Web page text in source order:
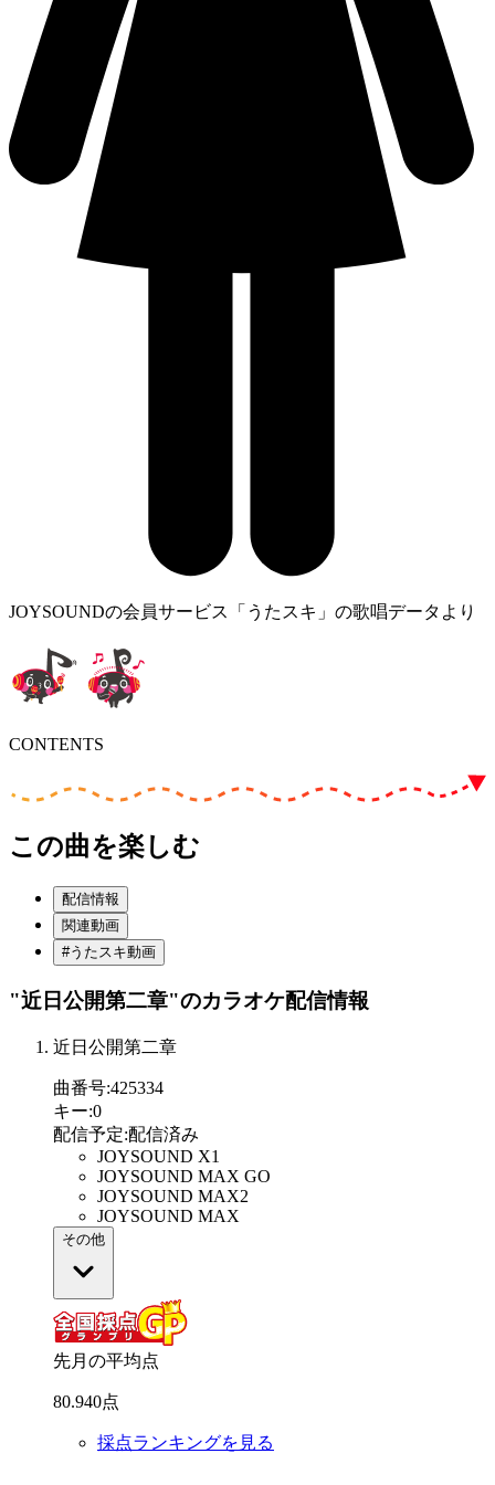
JOYSOUNDの会員サービス「うたスキ」の歌唱データより
CONTENTS
この曲を楽しむ
配信情報
関連動画
#うたスキ動画
"近日公開第二章"のカラオケ配信情報
近日公開第二章
曲番号:425334
キー:0
配信予定:配信済み
JOYSOUND X1
JOYSOUND MAX GO
JOYSOUND MAX2
JOYSOUND MAX
その他
先月の平均点
80.940点
採点ランキングを見る